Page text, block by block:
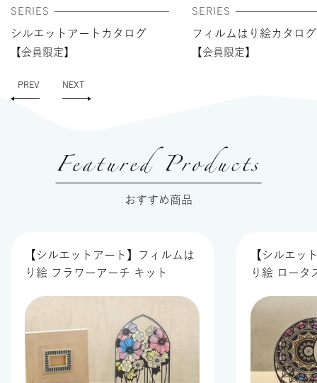
PREV
SERIES
シルエットアートカタログ
【会員限定】
SERIES
フィルムはり絵カタログ
【会員限定】
NEXT
Featured Products
おすすめ商品
【シルエットアート】フィルムは
り絵 フラワーアーチ キット
【シルエッ
り絵 ロータ